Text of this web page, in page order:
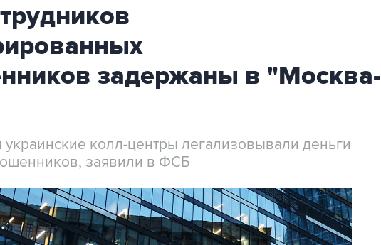
задержаны в "Москва-
колл-центры легализовывали деньги
заявили в ФСБ